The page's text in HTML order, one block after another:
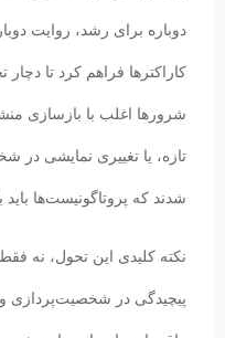
دوباره برای رشد، روایت
کاراکترها فراهم کرد تا
شرورها اغلب با بازسازی
تازه، یا تغییری نمایشی در
شدند که پروتاگونیست‌ها باید
نکته کلیدی این تحول، نه
پیچیدگی در شخصیت‌پردازی